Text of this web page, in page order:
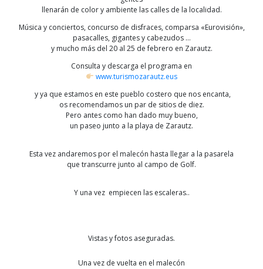
llenarán de color y ambiente las calles de la localidad.
Música y conciertos, concurso de disfraces, comparsa «Eurovisión»,
pasacalles, gigantes y cabezudos …
y mucho más del 20 al 25 de febrero en Zarautz.
Consulta y descarga el programa en
www.turismozarautz.eus
y ya que estamos en este pueblo costero que nos encanta,
os recomendamos un par de sitios de diez.
Pero antes como han dado muy bueno,
un paseo junto a la playa de Zarautz.
Esta vez andaremos por el malecón hasta llegar a la pasarela
que transcurre junto al campo de Golf.
Y una vez empiecen las escaleras..
Vistas y fotos aseguradas.
Una vez de vuelta en el malecón